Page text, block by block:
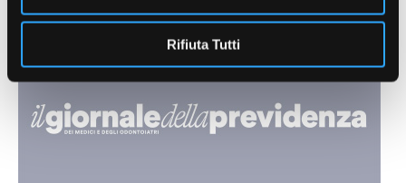
Rifiuta Tutti
Contenuti a cura di